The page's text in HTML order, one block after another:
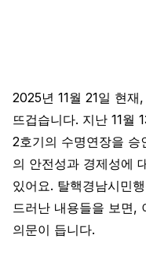
2025년 11월 21일 현
뜨겁습니다. 지난 11월
2호기의 수명연장을
의 안전성과 경제성에
있어요. 탈핵경남시민
드러난 내용들을 보면,
의문이 듭니다.